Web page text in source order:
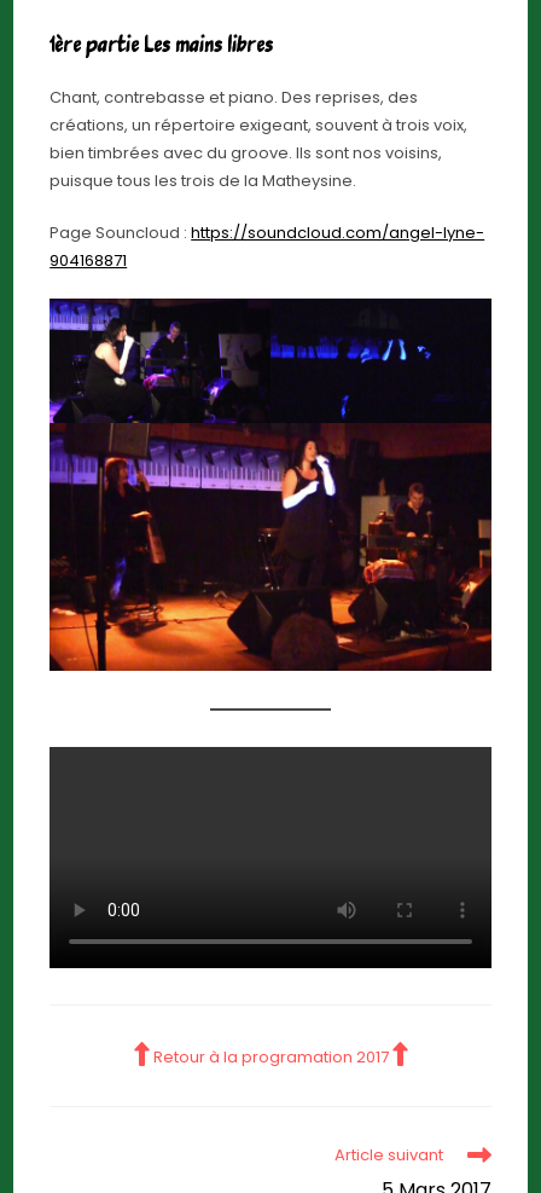
1ère partie Les mains libres
Chant, contrebasse et piano. Des reprises, des
créations, un répertoire exigeant, souvent à trois voix,
bien timbrées avec du groove. Ils sont nos voisins,
puisque tous les trois de la Matheysine.
Page Souncloud :https://soundcloud.com/angel-lyne-
904168871
Retour à la programation 2017
Article suivant